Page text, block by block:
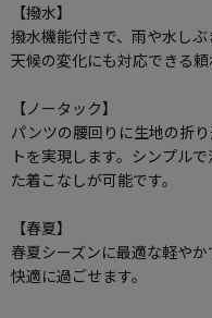
【撥水】
撥水機能付きで、雨や水し
天候の変化にも対応できる頼
【ノータック】
パンツの腰回りに生地の折
トを実現します。シンプル
た着こなしが可能です。
【春夏】
春夏シーズンに最適な軽や
快適に過ごせます。